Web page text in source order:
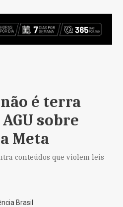
é terra
sobre
Meta
conteúdos que violem leis
Brasil